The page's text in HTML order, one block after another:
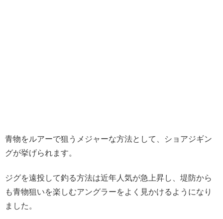
青物をルアーで狙うメジャーな方法として、ショアジギン
グが挙げられます。
ジグを遠投して釣る方法は近年人気が急上昇し、堤防から
も青物狙いを楽しむアングラーをよく見かけるようになり
ました。